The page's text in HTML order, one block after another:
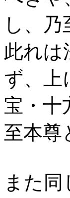
し、
此れは
ず、上
宝・十
至本尊
また同